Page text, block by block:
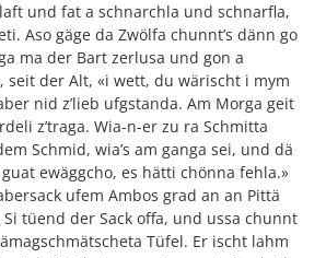
und fat a schnarchla und schnarfla,
Aso gäge da Zwölfa chunnt’s dänn go
ma der Bart zerlusa und gon a
seit der Alt, «i wett, du wärischt i mym
nid z’lieb ufgstanda. Am Morga geit
z’traga. Wia-n-er zu ra Schmitta
Schmid, wia’s am ganga sei, und dä
ewäggcho, es hätti chönna fehla.»
ufem Ambos grad an an Pittä
Si tüend der Sack offa, und ussa chunnt
Tüfel. Er ischt lahm